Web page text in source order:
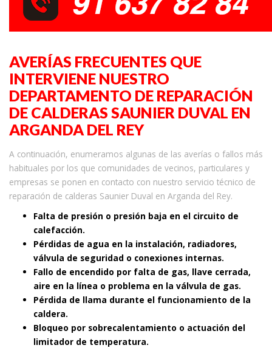
AVERÍAS FRECUENTES QUE
INTERVIENE NUESTRO
DEPARTAMENTO DE REPARACIÓN
DE CALDERAS SAUNIER DUVAL EN
ARGANDA DEL REY
A continuación, enumeramos algunas de las averías o fallos más
habituales por los que comunidades de vecinos, particulares y
empresas se ponen en contacto con nuestro servicio técnico de
reparación de calderas Saunier Duval en Arganda del Rey.
Falta de presión o presión baja en el circuito de
calefacción.
Pérdidas de agua en la instalación, radiadores,
válvula de seguridad o conexiones internas.
Fallo de encendido por falta de gas, llave cerrada,
aire en la línea o problema en la válvula de gas.
Pérdida de llama durante el funcionamiento de la
caldera.
Bloqueo por sobrecalentamiento o actuación del
limitador de temperatura.